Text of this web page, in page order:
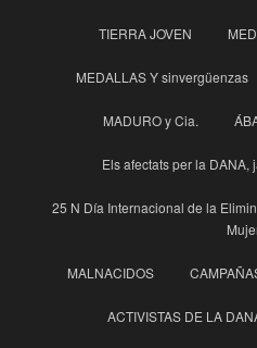
TIERRA JOVEN
MEDALLAS Y sinvergüenzas
MADURO y Cia.
Els afectats per la DANA,
25 N Día Internacional de la
MALNACIDOS
ACTIVISTAS DE LA